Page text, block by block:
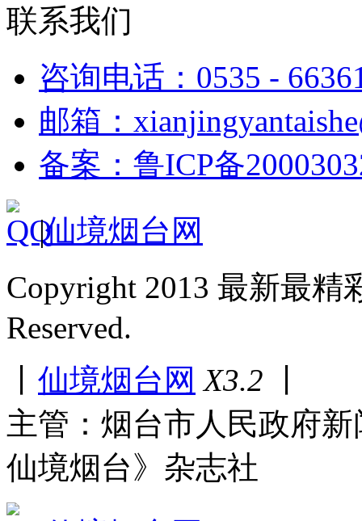
联系我们
咨询电话：0535 -
邮箱：
备案：鲁ICP备
|仙境烟台网
Copyright 2013 最新最
Reserved.
仙境烟台网 X3.2
主管：烟台市人民政府
仙境烟台》杂志社